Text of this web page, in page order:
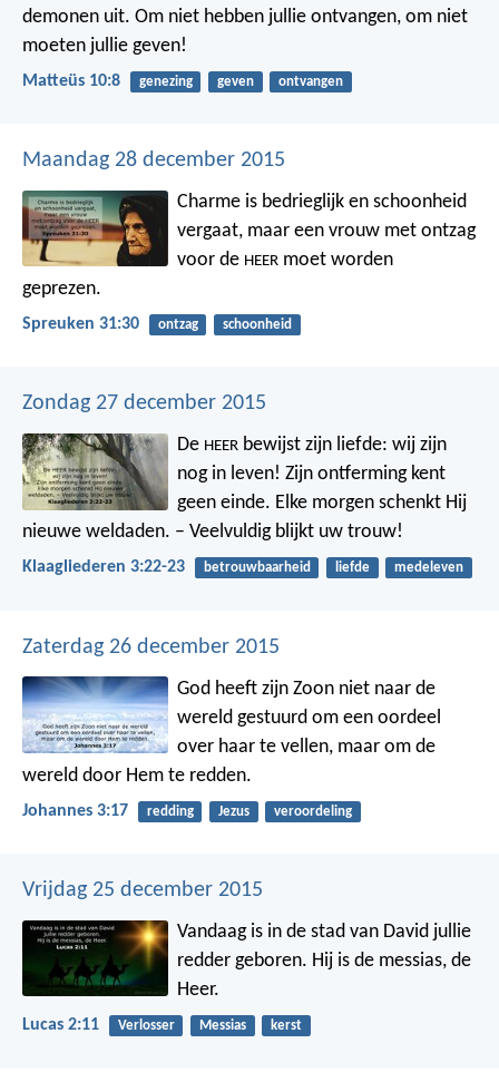
demonen uit. Om niet hebben jullie ontvangen, om niet
moeten jullie geven!
Matteüs 10:8 genezing geven ontvangen
Maandag 28 december 2015
Charme is bedrieglijk en schoonheid
vergaat, maar een vrouw met ontzag
voor de HEER moet worden
geprezen.
Spreuken 31:30 ontzag schoonheid
Zondag 27 december 2015
De HEER bewijst zijn liefde: wij zijn
nog in leven! Zijn ontferming kent
geen einde. Elke morgen schenkt Hij
nieuwe weldaden. – Veelvuldig blijkt uw trouw!
Klaagliederen 3:22-23 betrouwbaarheid liefde medeleven
Zaterdag 26 december 2015
God heeft zijn Zoon niet naar de
wereld gestuurd om een oordeel
over haar te vellen, maar om de
wereld door Hem te redden.
Johannes 3:17 redding Jezus veroordeling
Vrijdag 25 december 2015
Vandaag is in de stad van David jullie
redder geboren. Hij is de messias, de
Heer.
Lucas 2:11 Verlosser Messias kerst